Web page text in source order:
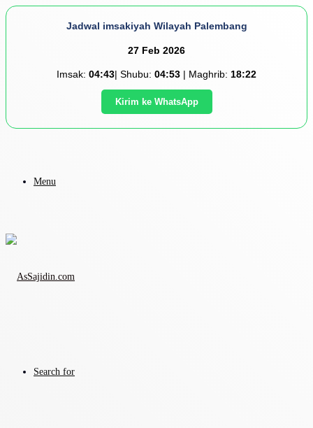
Jadwal imsakiyah Wilayah Palembang
27 Feb 2026
Imsak: 04:43| Shubu: 04:53 | Maghrib: 18:22
Kirim ke WhatsApp
Menu
Search for